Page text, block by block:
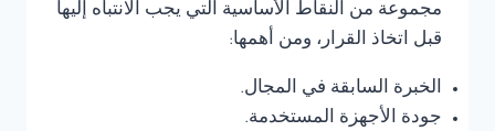
مجموعة من النقاط الأساسية التي يجب الانتباه إليها
قبل اتخاذ القرار، ومن أهمها:
الخبرة السابقة في المجال.
جودة الأجهزة المستخدمة.